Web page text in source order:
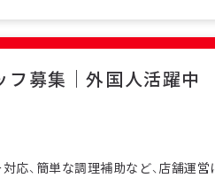
フ募集｜外国人活躍中
応、簡単な調理補助など、店舗運営